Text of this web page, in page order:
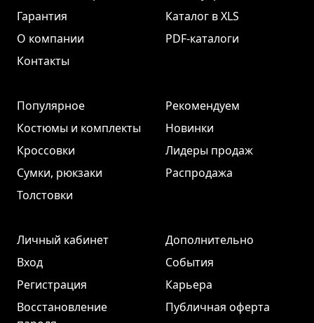
Гарантия
О компании
Контакты
Каталог в XLS
PDF-каталоги
Популярное
Костюмы и комплекты
Кроссовки
Сумки, рюкзаки
Толстовки
Рекомендуем
Новинки
Лидеры продаж
Распродажа
Личный кабинет
Вход
Регистрация
Восстановление
Дополнительно
События
Карьера
Публичная оферта